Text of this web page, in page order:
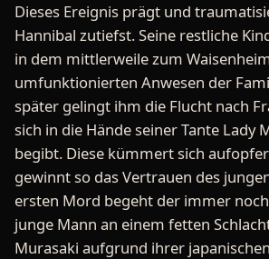
Dieses Ereignis prägt und
Hannibal zutiefst. Seine restliche
in dem mittlerweile zum
umfunktionierten Anwesen der
später gelingt ihm die Flucht nach
sich in die Hände seiner Tante Lady
begibt. Diese kümmert sich
gewinnt so das Vertrauen des
ersten Mord begeht der immer
junge Mann an einem fetten
Murasaki aufgrund ihrer